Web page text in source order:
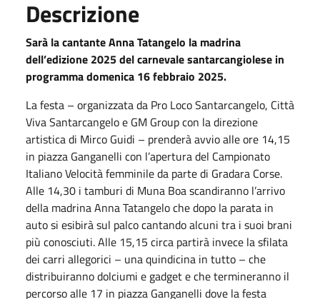
Descrizione
Sarà la cantante Anna Tatangelo la madrina
dell’edizione 2025 del carnevale santarcangiolese in
programma domenica 16 febbraio 2025.
La festa – organizzata da Pro Loco Santarcangelo, Città
Viva Santarcangelo e GM Group con la direzione
artistica di Mirco Guidi – prenderà avvio alle ore 14,15
in piazza Ganganelli con l’apertura del Campionato
Italiano Velocità femminile da parte di Gradara Corse.
Alle 14,30 i tamburi di Muna Boa scandiranno l’arrivo
della madrina Anna Tatangelo che dopo la parata in
auto si esibirà sul palco cantando alcuni tra i suoi brani
più conosciuti. Alle 15,15 circa partirà invece la sfilata
dei carri allegorici – una quindicina in tutto – che
distribuiranno dolciumi e gadget e che termineranno il
percorso alle 17 in piazza Ganganelli dove la festa